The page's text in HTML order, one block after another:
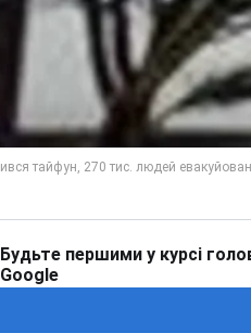
Будьте першими у курсі
Google